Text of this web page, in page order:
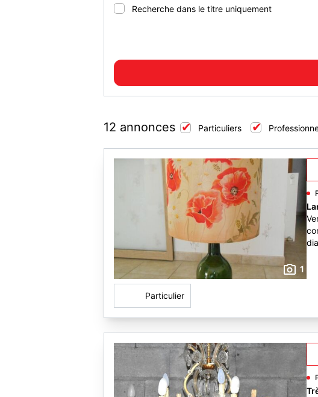
Recherche dans le titre uniquement
12 annonces Particuliers
1
Particulier